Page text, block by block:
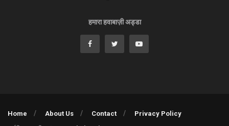
हमारा हवाबाज़ी अड्डा
Home About Us Contact Privacy Policy